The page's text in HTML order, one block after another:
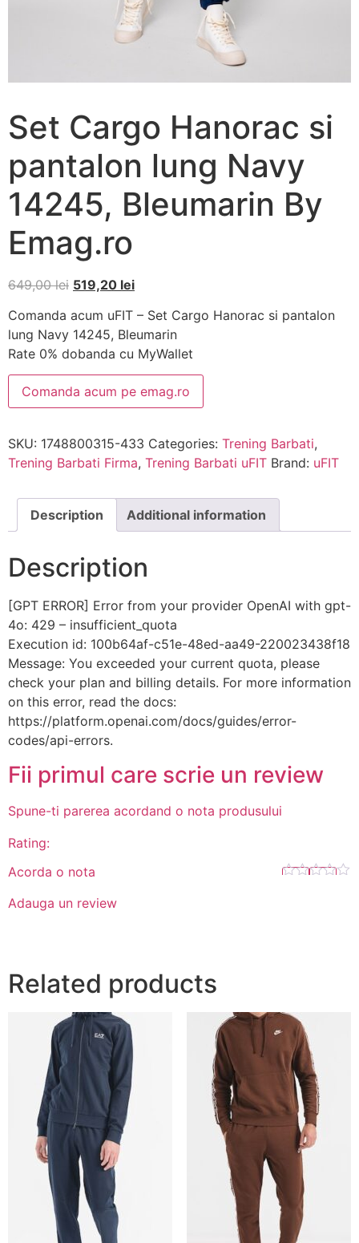
Set Cargo Hanorac si
pantalon lung Navy
14245, Bleumarin By
Emag.ro
649,00lei 519,20 lei
Comanda acum uFIT – Set Cargo Hanorac si pantalon
lung Navy 14245, Bleumarin
Rate 0% dobanda cu MyWallet
Comanda acum pe emag.ro
SKU: 1748800315-433 Categories: Trening Barbati,
Trening Barbati Firma, Trening Barbati uFIT Brand: uFIT
Description Additional information
Description
[GPT ERROR] Error from your provider OpenAI with gpt-
4o: 429 – insufficient_quota
Execution id: 100b64af-c51e-48ed-aa49-220023438f18
Message: You exceeded your current quota, please
check your plan and billing details. For more information
on this error, read the docs:
https://platform.openai.com/docs/guides/error-
codes/api-errors.
Fii primul care scrie un review
Spune-ti parerea acordand o nota produsului
Rating:
Acorda o nota
Adauga un review
Related products